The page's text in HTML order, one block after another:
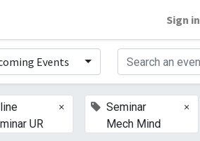
Sign in
Events
UR
×
Seminar
Mech Mind
×